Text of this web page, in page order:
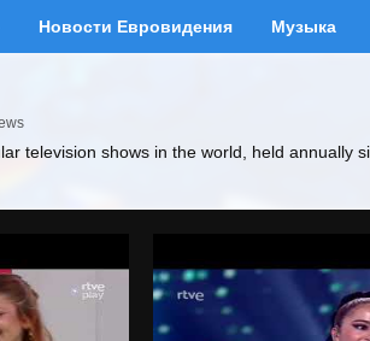
Новости Евровидения Музыка
television shows in the world, held